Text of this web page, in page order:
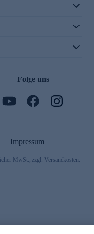
Folge uns
Impressum
MwSt., zzgl. Versandkosten.